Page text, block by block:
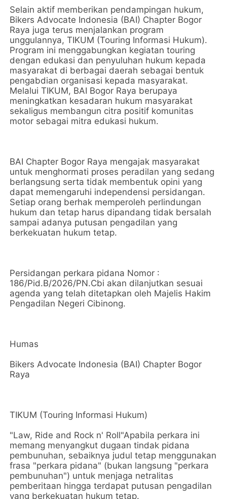
Selain aktif memberikan pendampingan hukum,
Bikers Advocate Indonesia (BAI) Chapter Bogor
Raya juga terus menjalankan program
unggulannya, TIKUM (Touring Informasi Hukum).
Program ini menggabungkan kegiatan touring
dengan edukasi dan penyuluhan hukum kepada
masyarakat di berbagai daerah sebagai bentuk
pengabdian organisasi kepada masyarakat.
Melalui TIKUM, BAI Bogor Raya berupaya
meningkatkan kesadaran hukum masyarakat
sekaligus membangun citra positif komunitas
motor sebagai mitra edukasi hukum.
BAI Chapter Bogor Raya mengajak masyarakat
untuk menghormati proses peradilan yang sedang
berlangsung serta tidak membentuk opini yang
dapat memengaruhi independensi persidangan.
Setiap orang berhak memperoleh perlindungan
hukum dan tetap harus dipandang tidak bersalah
sampai adanya putusan pengadilan yang
berkekuatan hukum tetap.
Persidangan perkara pidana Nomor :
186/Pid.B/2026/PN.Cbi akan dilanjutkan sesuai
agenda yang telah ditetapkan oleh Majelis Hakim
Pengadilan Negeri Cibinong.
Humas
Bikers Advocate Indonesia (BAI) Chapter Bogor
Raya
TIKUM (Touring Informasi Hukum)
"Law, Ride and Rock n' Roll"Apabila perkara ini
memang menyangkut dugaan tindak pidana
pembunuhan, sebaiknya judul tetap menggunakan
frasa "perkara pidana" (bukan langsung "perkara
pembunuhan") untuk menjaga netralitas
pemberitaan hingga terdapat putusan pengadilan
yang berkekuatan hukum tetap.